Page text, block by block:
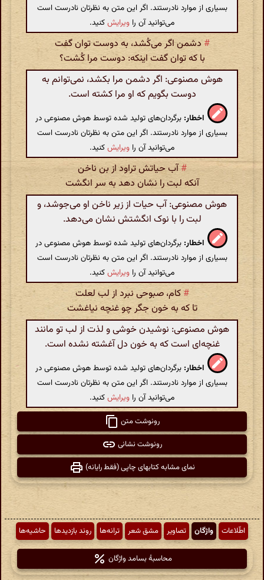
بسیاری از موارد نادرستند. اگر این متن به نظرتان نادرست است
می‌توانید آن را ویرایشکنید.
# دشمن اگر می‌کُشد، به دوست توان گفت
با که توان گفت اینکه: دوست مرا کُشت؟
هوش مصنوعی: اگر دشمن مرا بکشد، نمی‌توانم به
دوست بگویم که او مرا کشته است.
اخطار: برگردان‌های تولید شده توسط هوش مصنوعی در
بسیاری از موارد نادرستند. اگر این متن به نظرتان نادرست است
می‌توانید آن را ویرایشکنید.
#آب حیاتش تراود از بن ناخن
آنکه لبت را نشان دهد به سر انگشت
هوش مصنوعی: آب حیات از زیر ناخن او می‌جوشد، و
لبت را با نوک انگشتش نشان می‌دهد.
اخطار: برگردان‌های تولید شده توسط هوش مصنوعی در
بسیاری از موارد نادرستند. اگر این متن به نظرتان نادرست است
می‌توانید آن را ویرایشکنید.
# کام، صبوحی نبرد از لب لعلت
تا که به خون جگر چو غنچه نیاغشت
هوش مصنوعی: نوشیدن خوشی و لذت از لب تو مانند
غنچه‌ای است که به خون دل آغشته نشده است.
اخطار: برگردان‌های تولید شده توسط هوش مصنوعی در
بسیاری از موارد نادرستند. اگر این متن به نظرتان نادرست است
می‌توانید آن را ویرایشکنید.
رونوشت متن
رونوشت نشانی
نمای مشابه کتابهای چاپی (فقط رایانه)
اطّلاعات واژگان تصاویر مشق شعر ترانه‌ها روند بازدیدها حاشیه‌ها
محاسبهٔ بسامد واژگان